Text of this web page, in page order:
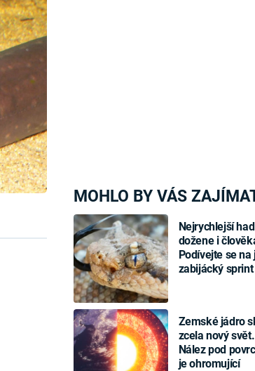
MOHLO BY VÁS
Nejrychlejší
dožene i
Podívejte se na
zabijácký sprint
Zemské jádro
zcela nový svět.
Nález pod
je ohromující